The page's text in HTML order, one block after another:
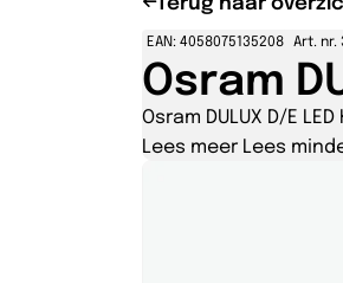
EAN: 4058075135208 Art. nr.
Osram
Osram DULUX D/E
Lees meer Lees